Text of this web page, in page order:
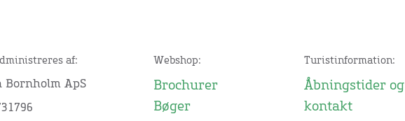
af:
Bornholm ApS
Webshop:
Brochurer
Bøger
Turistinformation:
Åbningstider og
kontakt